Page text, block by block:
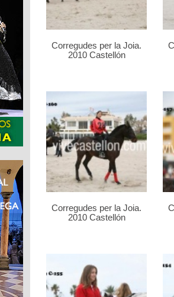
Corregudes per la Joia.
2010 Castellón
Corregudes per la Joia.
2010 Castellón